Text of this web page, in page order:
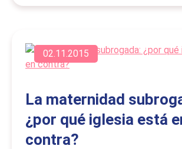
02.11.2015
La maternidad
¿por qué iglesia está
contra?